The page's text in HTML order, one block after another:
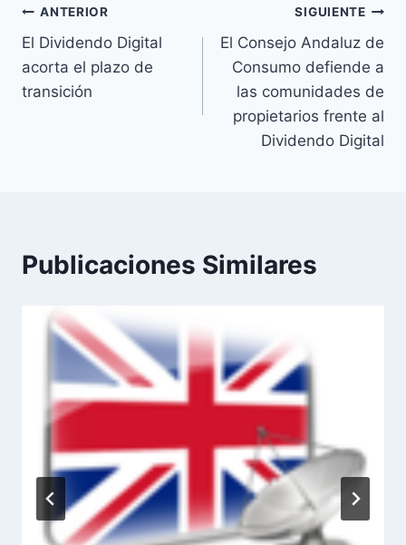
Navegación
de
entradas
ANTERIOR
El Dividendo Digital
acorta el plazo de
transición
SIGUIENTE
El Consejo Andaluz de
Consumo defiende a
las comunidades de
propietarios frente al
Dividendo Digital
Publicaciones Similares